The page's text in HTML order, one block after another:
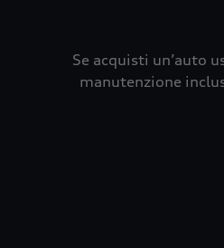
Se acquisti un’auto
manutenzione